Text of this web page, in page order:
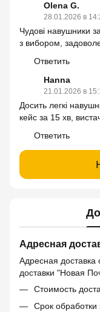
Olena G.
28.01.2026 в
Чудові навушники
з вибором,
Ответить
Hanna
21.01.2026 в
Досить легкі
кейс за 15 хв,
Ответить
Адресная
Адресная доставка
доставки "Новая
Стоимость
Срок обработки